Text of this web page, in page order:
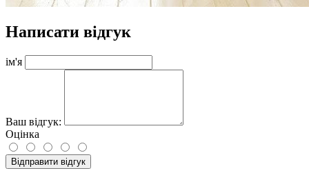
Написати відгук
ім'я
Ваш відгук:
Оцінка
Відправити відгук